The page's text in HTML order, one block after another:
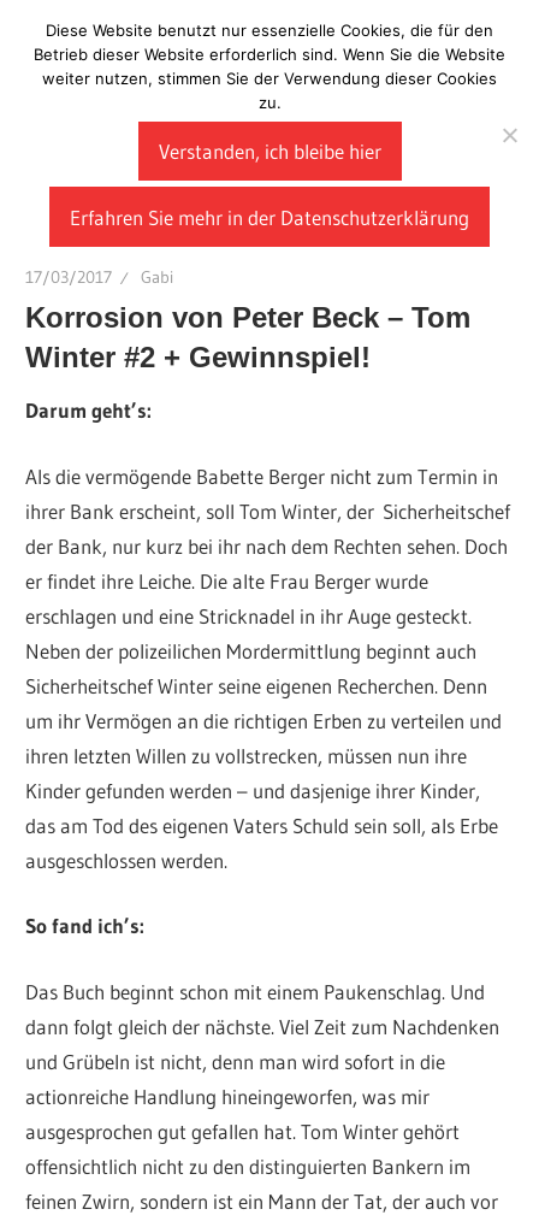
Inhalt
springen
Laberladen
17/03/2017 Gabi
Korrosion von Peter Beck – Tom
Winter #2 + Gewinnspiel!
Darum geht’s:
Als die vermögende Babette Berger nicht zum Termin in
ihrer Bank erscheint, soll Tom Winter, der Sicherheitschef
der Bank, nur kurz bei ihr nach dem Rechten sehen. Doch
er findet ihre Leiche. Die alte Frau Berger wurde
erschlagen und eine Stricknadel in ihr Auge gesteckt.
Neben der polizeilichen Mordermittlung beginnt auch
Sicherheitschef Winter seine eigenen Recherchen. Denn
um ihr Vermögen an die richtigen Erben zu verteilen und
ihren letzten Willen zu vollstrecken, müssen nun ihre
Kinder gefunden werden – und dasjenige ihrer Kinder,
das am Tod des eigenen Vaters Schuld sein soll, als Erbe
ausgeschlossen werden.
So fand ich’s:
Das Buch beginnt schon mit einem Paukenschlag. Und
dann folgt gleich der nächste. Viel Zeit zum Nachdenken
und Grübeln ist nicht, denn man wird sofort in die
actionreiche Handlung hineingeworfen, was mir
ausgesprochen gut gefallen hat. Tom Winter gehört
offensichtlich nicht zu den distinguierten Bankern im
feinen Zwirn, sondern ist ein Mann der Tat, der auch vor
Diese Website benutzt nur essenzielle Cookies, die für den
Betrieb dieser Website erforderlich sind. Wenn Sie die Website
weiter nutzen, stimmen Sie der Verwendung dieser Cookies
zu.
Verstanden, ich bleibe hier
Erfahren Sie mehr in der Datenschutzerklärung